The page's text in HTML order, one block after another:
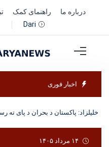
درباره ما راهنمای کمک
Dari
اخبار فوری
خلیلزاد: پاکستان د بحران د پای ته
۱۴ مرداد ۱۴۰۵